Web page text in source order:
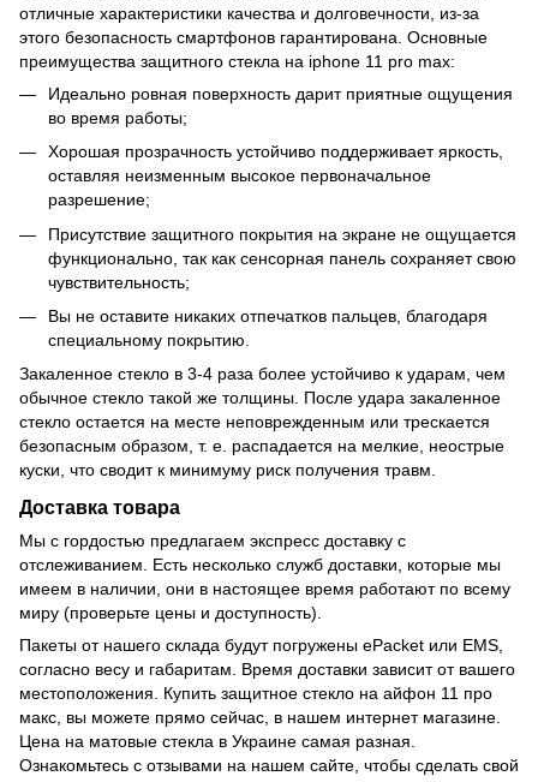
отличные характеристики качества и долговечности, из-за
этого безопасность смартфонов гарантирована. Основные
преимущества защитного стекла на iphone 11 pro max:
Идеально ровная поверхность дарит приятные ощущения
во время работы;
Хорошая прозрачность устойчиво поддерживает яркость,
оставляя неизменным высокое первоначальное
разрешение;
Присутствие защитного покрытия на экране не ощущается
функционально, так как сенсорная панель сохраняет свою
чувствительность;
Вы не оставите никаких отпечатков пальцев, благодаря
специальному покрытию.
Закаленное стекло в 3-4 раза более устойчиво к ударам, чем
обычное стекло такой же толщины. После удара закаленное
стекло остается на месте неповрежденным или трескается
безопасным образом, т. е. распадается на мелкие, неострые
куски, что сводит к минимуму риск получения травм.
Доставка товара
Мы с гордостью предлагаем экспресс доставку с
отслеживанием. Есть несколько служб доставки, которые мы
имеем в наличии, они в настоящее время работают по всему
миру (проверьте цены и доступность).
Пакеты от нашего склада будут погружены ePacket или EMS,
согласно весу и габаритам. Время доставки зависит от вашего
местоположения. Купить защитное стекло на айфон 11 про
макс, вы можете прямо сейчас, в нашем интернет магазине.
Цена на матовые стекла в Украине самая разная.
Ознакомьтесь с отзывами на нашем сайте, чтобы сделать свой